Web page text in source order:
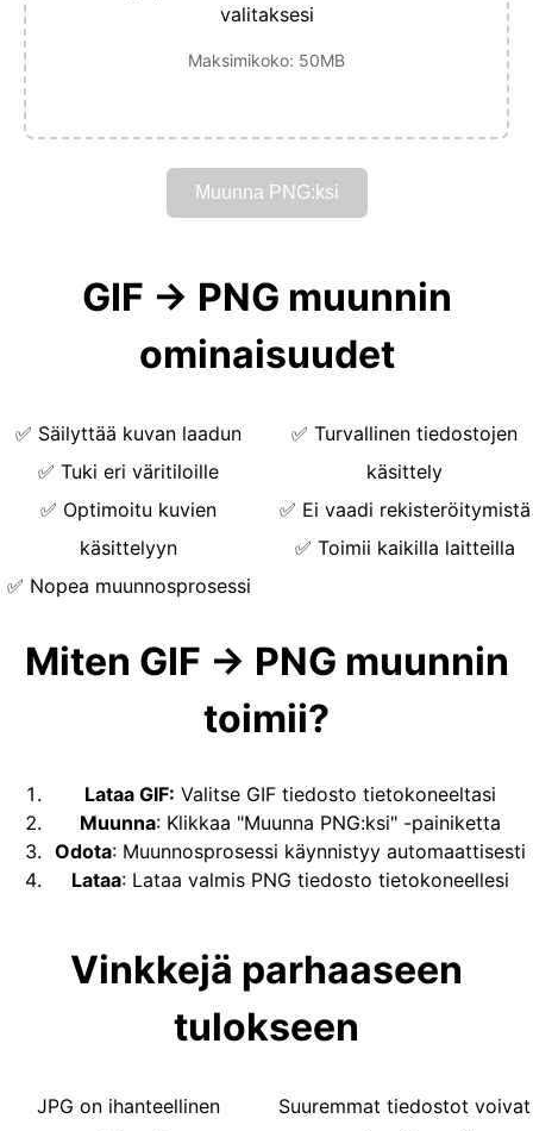
valitaksesi
Maksimikoko: 50MB
Muunna PNG:ksi
GIF → PNG muunnin
ominaisuudet
✅ Säilyttää kuvan laadun
✅ Tuki eri väritiloille
✅ Optimoitu kuvien
käsittelyyn
✅ Nopea muunnosprosessi
✅ Turvallinen tiedostojen
käsittely
✅ Ei vaadi rekisteröitymistä
✅ Toimii kaikilla laitteilla
Miten GIF → PNG muunnin
toimii?
Lataa GIF: Valitse GIF tiedosto tietokoneeltasi
Muunna: Klikkaa "Muunna PNG:ksi" -painiketta
Odota: Muunnosprosessi käynnistyy automaattisesti
Lataa: Lataa valmis PNG tiedosto tietokoneellesi
Vinkkejä parhaaseen
tulokseen
JPG on ihanteellinen
Suuremmat tiedostot voivat